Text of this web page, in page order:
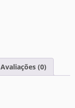
Avaliações (0)